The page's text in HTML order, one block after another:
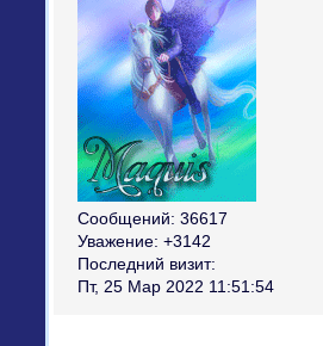
Сообщений: 36617
Уважение: +3142
Последний визит:
Пт, 25 Мар 2022 11:51:54